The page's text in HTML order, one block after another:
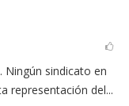
Ningún sindicato en
representación del...